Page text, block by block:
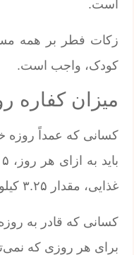
است.
زکات فطر بر همه
کودک، واجب است.
میزان کفاره
کسانی که عمداً روزه
غذایی، مقدار ۳.۲۵ کیلوگرم گندم برای هر فرد در نظر گرفته شده است.
کسانی که قادر به
برای هر روزی که نمی‌توانند روزه بگیرند، باید ۱۵ درهم